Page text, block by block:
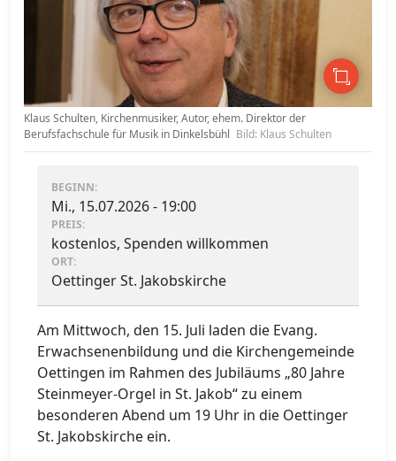
Klaus Schulten, Kirchenmusiker, Autor, ehem. Direktor der
Berufsfachschule für Musik in Dinkelsbühl Bild: Klaus Schulten
BEGINN:
Mi., 15.07.2026 - 19:00
PREIS:
kostenlos, Spenden willkommen
ORT:
Oettinger St. Jakobskirche
Am Mittwoch, den 15. Juli laden die Evang.
Erwachsenenbildung und die Kirchengemeinde
Oettingen im Rahmen des Jubiläums „80 Jahre
Steinmeyer-Orgel in St. Jakob“ zu einem
besonderen Abend um 19 Uhr in die Oettinger
St. Jakobskirche ein.